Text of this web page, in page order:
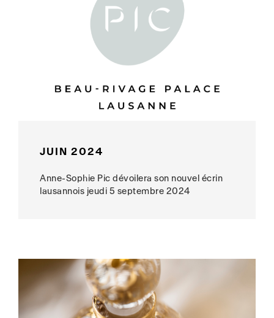
JUIN 2024
Anne-Sophie Pic dévoilera son nouvel écrin
lausannois jeudi 5 septembre 2024